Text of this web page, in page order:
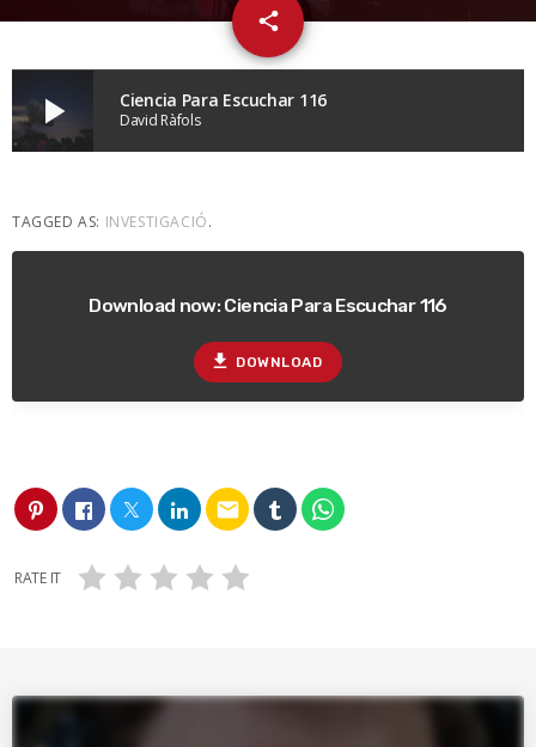
share
email
play_arrow Ciencia Para Escuchar 116
David Ràfols
TAGGED AS: INVESTIGACIÓ.
Download now: Ciencia Para Escuchar 116
file_download DOWNLOAD
email
RATE IT